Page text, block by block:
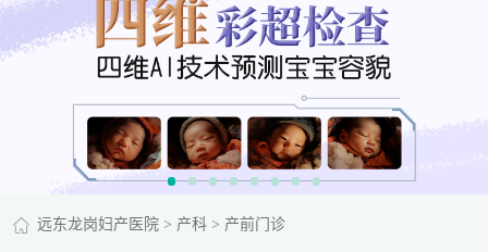
远东龙岗妇产医院> 产科> 产前门诊